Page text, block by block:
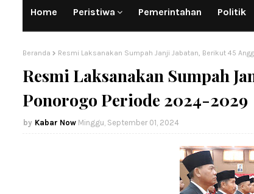
Home Peristiwa Pemerintahan Politik
Beranda Resmi Laksanakan Sumpah Janji Jabatan, Berikut 45
Resmi Laksanakan Sumpah
Ponorogo Periode 2024-2029
Kabar Now Minggu, September 01, 2024